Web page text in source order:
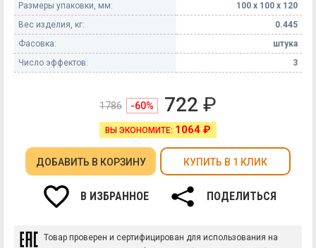
Размеры упаковки, мм:
100 х 100 х 120
Вес изделия, кг:
0.445
Фасовка:
штука
Число эффектов:
3
1786 -60% 722 ₽
ВЫ ЭКОНОМИТЕ: 1064 ₽
ДОБАВИТЬ В КОРЗИНУ КУПИТЬ В 1 КЛИК
В ИЗБРАННОЕ ПОДЕЛИТЬСЯ
Товар проверен и сертифицирован для использования на